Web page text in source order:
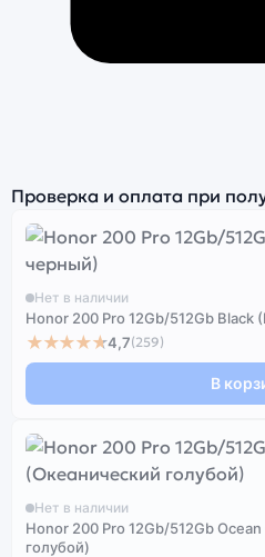
Проверка и оплата при
Нет в наличии
Honor 200 Pro 12Gb/512Gb
★★★★★4,7(259)
В
Нет в наличии
Honor 200 Pro 12Gb/512Gb
голубой)